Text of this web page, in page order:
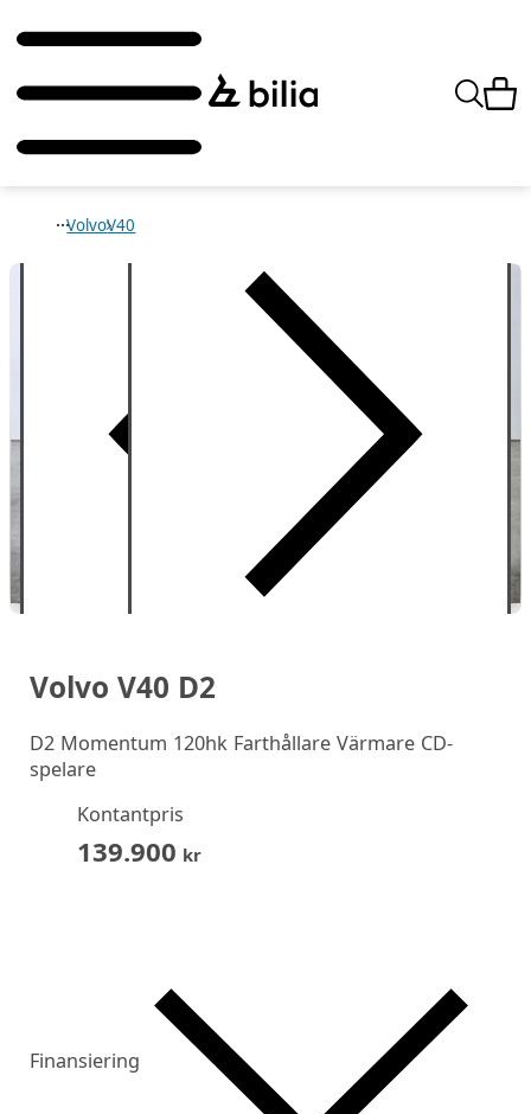
VolvoV40
Volvo V40 D2
D2 Momentum 120hk Farthållare Värmare CD-
spelare
Kontantpris
139.900 kr
Finansiering